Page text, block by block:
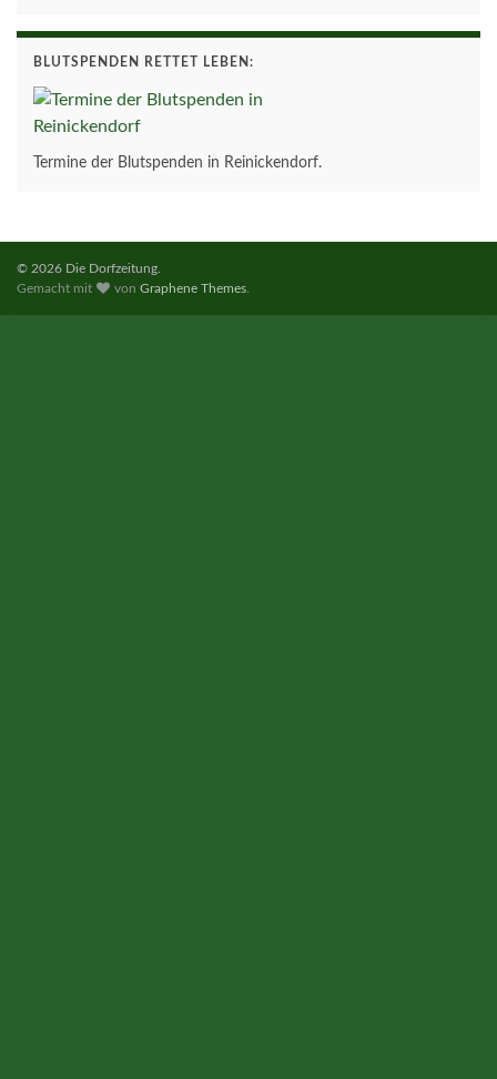
BLUTSPENDEN RETTET LEBEN:
Termine der Blutspenden in Reinickendorf.
© 2026 Die Dorfzeitung.
Gemacht mit
vonGraphene Themes